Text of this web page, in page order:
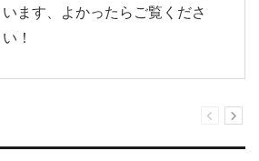
います、よかったらご覧くださ
い！